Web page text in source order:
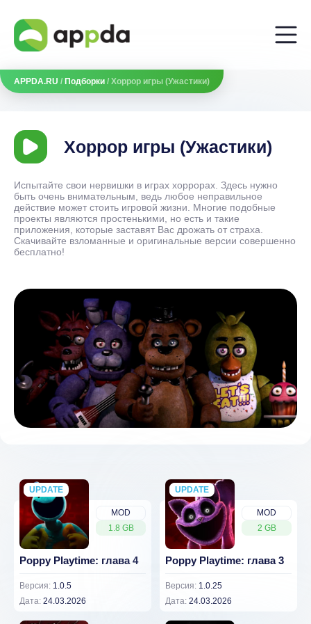
APPDA.RU / Подборки / Хоррор игры (Ужастики)
Хоррор игры (Ужастики)
Испытайте свои нервишки в играх хоррорах. Здесь нужно
быть очень внимательным, ведь любое неправильное
действие может стоить игровой жизни. Многие подобные
проекты являются простенькими, но есть и такие
приложения, которые заставят Вас дрожать от страха.
Скачивайте взломанные и оригинальные версии совершенно
бесплатно!
MOD
1.8 GB
UPDATE
NEW
Poppy Playtime: глава 4
Версия: 1.0.5
Дата: 24.03.2026
MOD
2 GB
UPDATE
NEW
Poppy Playtime: глава 3
Версия: 1.0.25
Дата: 24.03.2026